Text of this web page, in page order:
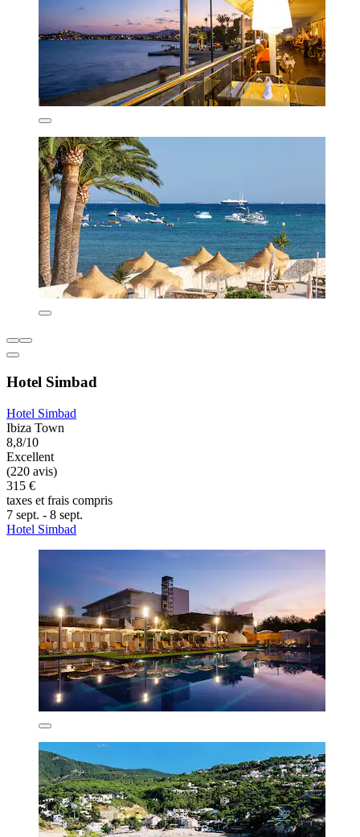
Hotel Simbad
Hotel Simbad
Ibiza Town
8,8/10
Excellent
(220 avis)
315 €
taxes et frais compris
7 sept. - 8 sept.
Hotel Simbad